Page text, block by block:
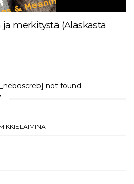
merkitystä (Alaskasta
not found